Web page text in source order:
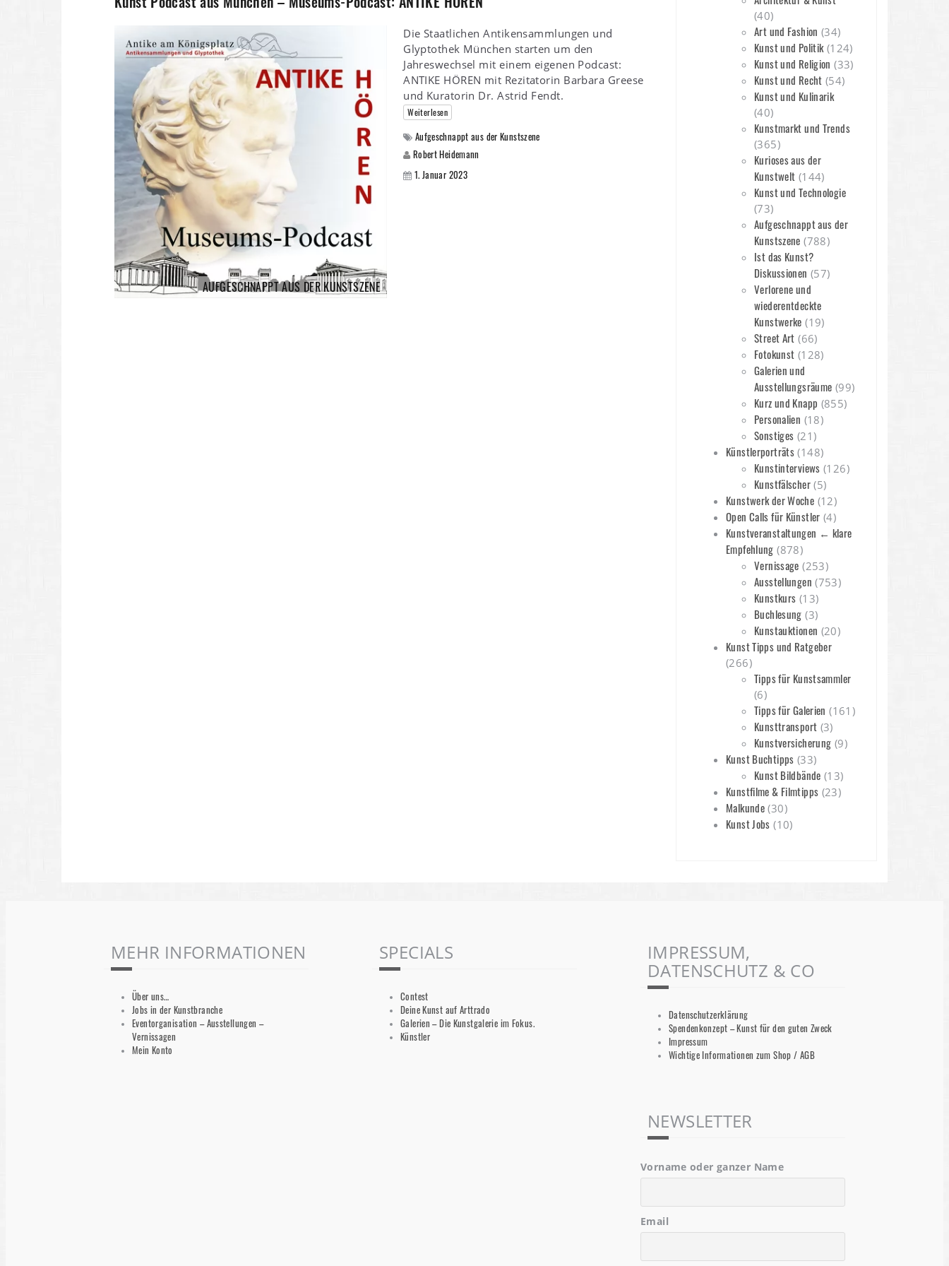
AUFGESCHNAPPT AUS DER KUNSTSZENE
Die Staatlichen Antikensammlungen und
Glyptothek München starten um den
Jahreswechsel mit einem eigenen Podcast:
ANTIKE HÖREN mit Rezitatorin Barbara Greese
und Kuratorin Dr. Astrid Fendt.
Weiterlesen
Aufgeschnappt aus der Kunstszene
Robert Heidemann
1. Januar 2023
(40)
Art und Fashion (34)
Kunst und Politik(124)
Kunst und Religion (33)
Kunst und Recht (54)
Kunst und Kulinarik
(40)
Kunstmarkt und Trends
(365)
Kurioses aus der
Kunstwelt (144)
Kunst und Technologie
(73)
Aufgeschnappt aus der
Kunstszene (788)
Ist das Kunst?
Diskussionen (57)
Verlorene und
wiederentdeckte
Kunstwerke (19)
Street Art (66)
Fotokunst (128)
Galerien und
Ausstellungsräume (99)
Kurz und Knapp (855)
Personalien (18)
Sonstiges (21)
Künstlerporträts (148)
Kunstinterviews (126)
Kunstfälscher(5)
Kunstwerk der Woche (12)
Open Calls für Künstler (4)
Kunstveranstaltungen ← klare
Empfehlung (878)
Vernissage (253)
Ausstellungen (753)
Kunstkurs (13)
Buchlesung (3)
Kunstauktionen (20)
Kunst Tipps und Ratgeber
(266)
Tipps für Kunstsammler
(6)
Tipps für Galerien (161)
Kunsttransport (3)
Kunstversicherung (9)
Kunst Buchtipps (33)
Kunst Bildbände (13)
Kunstfilme & Filmtipps (23)
Malkunde (30)
Kunst Jobs (10)
MEHR INFORMATIONEN
Über uns…
Jobs in der Kunstbranche
Eventorganisation – Ausstellungen –
Vernissagen
Mein Konto
SPECIALS
Contest
Deine Kunst auf Arttrado
Galerien – Die Kunstgalerie im Fokus.
Künstler
IMPRESSUM,
DATENSCHUTZ & CO
Datenschutzerklärung
Spendenkonzept – Kunst für den guten Zweck
Impressum
Wichtige Informationen zum Shop / AGB
NEWSLETTER
Vorname oder ganzer Name
Email